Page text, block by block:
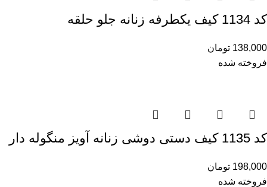
کد 1134 کیف یکطرفه زنانه جلو حلقه
138,000 تومان
فروخته شده
کد 1135 کیف دستی دوشی زنانه آویز منگوله دار
198,000 تومان
فروخته شده